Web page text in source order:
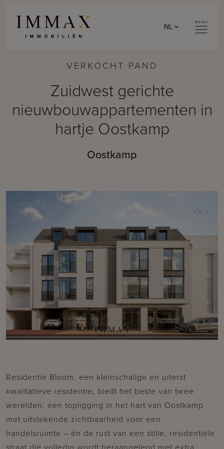
NL
VERKOCHT PAND
Zuidwest gerichte
nieuwbouwappartementen in
hartje Oostkamp
Oostkamp
Residentie Bloom, een kleinschalige en uiterst
kwalitatieve residentie, biedt het beste van twee
werelden: een topligging in het hart van Oostkamp
met uitstekende zichtbaarheid voor een
handelsruimte – én de rust van een stille, residentiële